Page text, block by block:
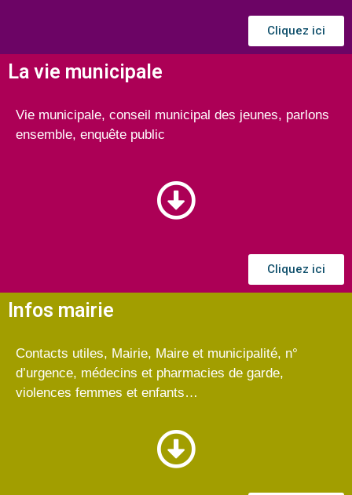
Cliquez ici
La vie municipale
Vie municipale, conseil municipal des jeunes, parlons
ensemble, enquête public
Cliquez ici
Infos mairie
Contacts utiles, Mairie, Maire et municipalité, n°
d’urgence, médecins et pharmacies de garde,
violences femmes et enfants…